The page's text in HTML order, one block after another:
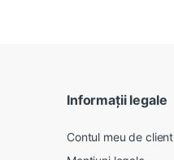
Informații legale
Contul meu de client